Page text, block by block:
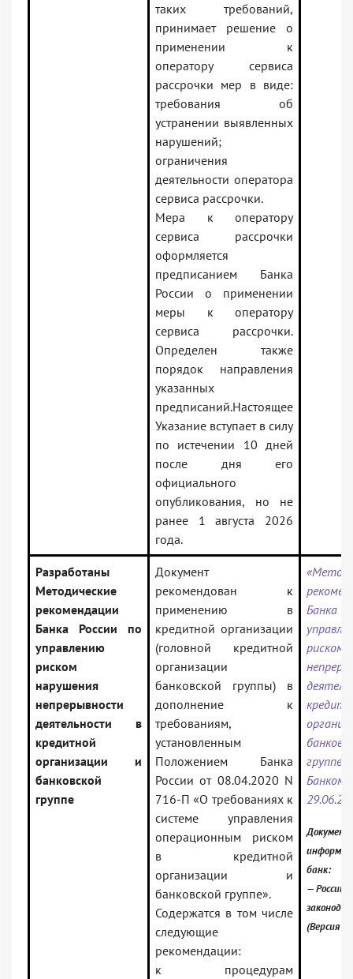
таких требований,
принимает решение о
применении к
оператору сервиса
рассрочки мер в виде:
требования об
устранении выявленных
нарушений;
ограничения
деятельности оператора
сервиса рассрочки.
Мера к оператору
сервиса рассрочки
оформляется
предписанием Банка
России о применении
меры к оператору
сервиса рассрочки.
Определен также
порядок направления
указанных
предписаний.Настоящее
Указание вступает в силу
по истечении 10 дней
после дня его
официального
опубликования, но не
ранее 1 августа 2026
года.
Разработаны
Методические
рекомендации
Банка России по
управлению
риском
нарушения
непрерывности
деятельности в
кредитной
организации и
банковской
группе
Документ
рекомендован к
применению в
кредитной организации
(головной кредитной
организации
банковской группы) в
дополнение к
требованиям,
установленным
Положением Банка
России от 08.04.2020 N
716-П «О требованиях к
системе управления
операционным риском
в кредитной
организации и
банковской группе».
Содержатся в том числе
следующие
рекомендации:
к процедурам
Банка
риском
банк:
—
(Версия